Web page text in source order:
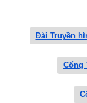
Đài Truyền
Cổng